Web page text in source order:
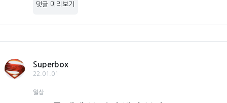
댓글 미리보기
Superbox
22.01.01
일상